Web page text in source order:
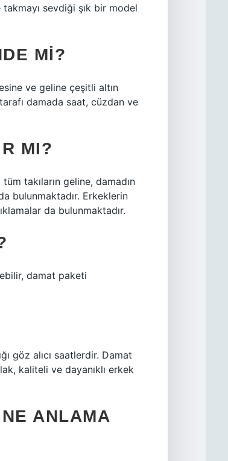
sevdiği şık bir model
MI?
ve geline çeşitli altın
damada saat, cüzdan ve
MI?
takıların geline, damadın
bulunmaktadır. Erkeklerin
da bulunmaktadır.
damat paketi
göz alıcı saatlerdir. Damat
kaliteli ve dayanıklı erkek
ANLAMA